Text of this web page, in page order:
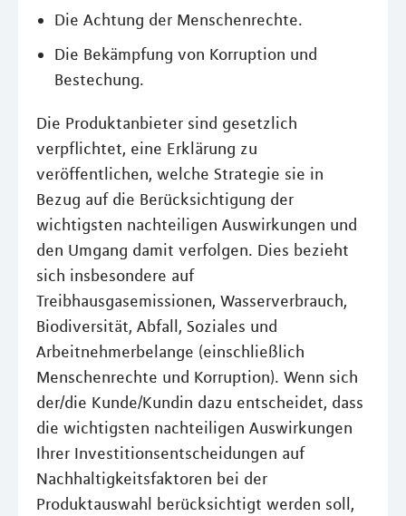
Die Achtung der Menschenrechte.
Die Bekämpfung von Korruption und
Bestechung.
Die Produktanbieter sind gesetzlich
verpflichtet, eine Erklärung zu
veröffentlichen, welche Strategie sie in
Bezug auf die Berücksichtigung der
wichtigsten nachteiligen Auswirkungen und
den Umgang damit verfolgen. Dies bezieht
sich insbesondere auf
Treibhausgasemissionen, Wasserverbrauch,
Biodiversität, Abfall, Soziales und
Arbeitnehmerbelange (einschließlich
Menschenrechte und Korruption). Wenn sich
der/die Kunde/Kundin dazu entscheidet, dass
die wichtigsten nachteiligen Auswirkungen
Ihrer Investitionsentscheidungen auf
Nachhaltigkeitsfaktoren bei der
Produktauswahl berücksichtigt werden soll,